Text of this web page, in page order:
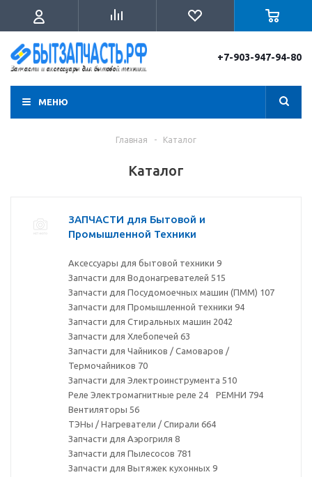
+7-903-947-94-80
МЕНЮ
Главная - Каталог
Каталог
ЗАПЧАСТИ для Бытовой и
Промышленной Техники
Аксессуары для бытовой техники 9
Запчасти для Водонагревателей 515
Запчасти для Посудомоечных машин (ПММ) 107
Запчасти для Промышленной техники 94
Запчасти для Стиральных машин 2042
Запчасти для Хлебопечей 63
Запчасти для Чайников / Самоваров /
Термочайников 70
Запчасти для Электроинструмента 510
Реле Электромагнитные реле 24 РЕМНИ 794
Вентиляторы 56
ТЭНы / Нагреватели / Спирали 664
Запчасти для Аэрогриля 8
Запчасти для Пылесосов 781
Запчасти для Вытяжек кухонных 9